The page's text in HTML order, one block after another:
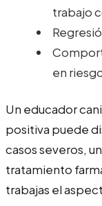
trabajo
en
Un educador
positiva puede
casos severos,
tratamiento
trabajas el